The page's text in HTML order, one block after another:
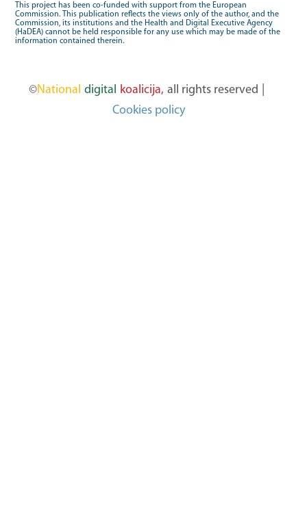
This project has been co-funded with support from the European
Commission. This publication reflects the views only of the author, and the
Commission, its institutions and the Health and Digital Executive Agency
(HaDEA) cannot be held responsible for any use which may be made of the
information contained therein.
©National digital koalicija, all rights reserved
Cookies policy